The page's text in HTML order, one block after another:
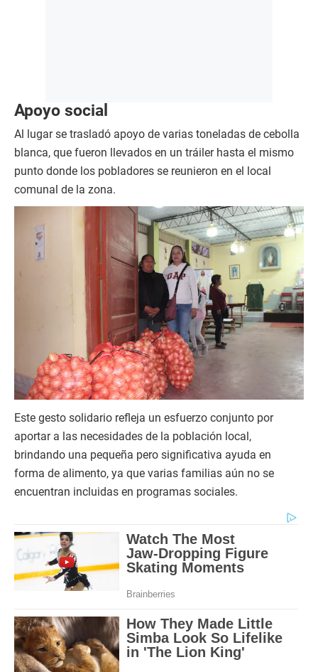
Apoyo social
Al lugar se trasladó apoyo de varias toneladas de cebolla
blanca, que fueron llevados en un tráiler hasta el mismo
punto donde los pobladores se reunieron en el local
comunal de la zona.
Este gesto solidario refleja un esfuerzo conjunto por
aportar a las necesidades de la población local,
brindando una pequeña pero significativa ayuda en
forma de alimento, ya que varias familias aún no se
encuentran incluidas en programas sociales.